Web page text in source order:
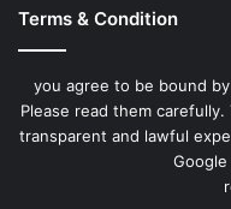
Terms & Condition
you agree to be bound
Please read them
transparent and lawful